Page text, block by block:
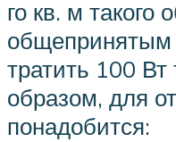
го кв. м такого
общепринятым
тратить 100
образом, для
понадобится: